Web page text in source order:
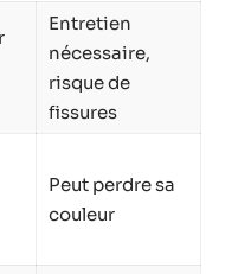
Entretien
nécessaire,
risque de
fissures
Peut perdre sa
couleur